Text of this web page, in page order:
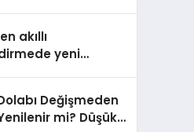
öne çıkan
yeni nesil
donatılmış son
kontrol ünitesi
Türkiye’de
akıllı
yeni
öne çıkan
ailesinin yeni nesil
Değişmeden
mi? Düşük